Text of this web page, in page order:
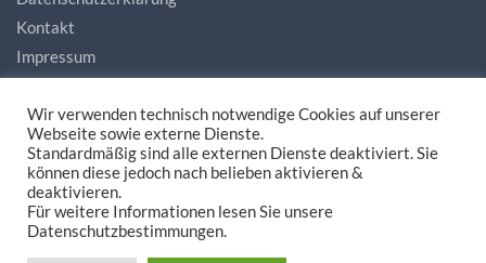
Kontakt
Impressum
Made with love bynatias.de - Digitale Mediengestaltung
Wir verwenden technisch notwendige Cookies auf unserer
Webseite sowie externe Dienste.
Standardmäßig sind alle externen Dienste deaktiviert. Sie
können diese jedoch nach belieben aktivieren &
deaktivieren.
Für weitere Informationen lesen Sie unsere
Datenschutzbestimmungen.